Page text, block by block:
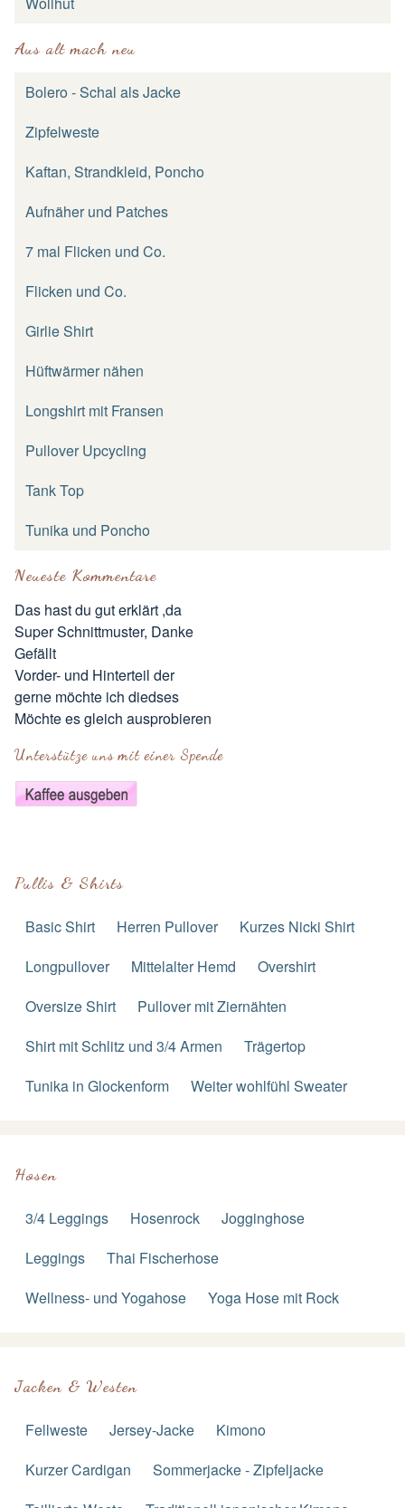
Aus alt mach neu
Bolero - Schal als Jacke
Zipfelweste
Kaftan, Strandkleid, Poncho
Aufnäher und Patches
7 mal Flicken und Co.
Flicken und Co.
Girlie Shirt
Hüftwärmer nähen
Longshirt mit Fransen
Pullover Upcycling
Tank Top
Tunika und Poncho
Neueste Kommentare
Das hast du gut erklärt ,da
Super Schnittmuster, Danke
Gefällt
Vorder- und Hinterteil der
gerne möchte ich diedses
Möchte es gleich ausprobieren
Unterstütze uns mit einer Spende
Pullis & Shirts
Basic Shirt Herren Pullover
Kurzes Nicki Shirt
Longpullover
Mittelalter Hemd
Overshirt
Oversize Shirt
Pullover mit Ziernähten
Shirt mit Schlitz und 3/4 Armen
Trägertop
Tunika in Glockenform
Weiter wohlfühl Sweater
Hosen
3/4 Leggings Hosenrock
Jogginghose
Leggings
Thai Fischerhose
Wellness- und Yogahose
Yoga Hose mit Rock
Jacken & Westen
Fellweste Jersey-Jacke
Kimono
Kurzer Cardigan
Sommerjacke - Zipfeljacke